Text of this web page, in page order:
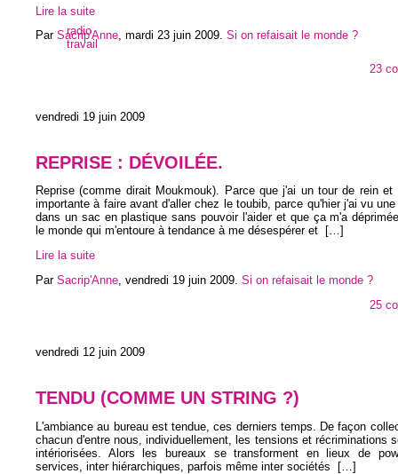
Lire la suite
Par Sacrip'Anne, mardi 23 juin 2009. Si on refaisait le monde ?
radio
travail
23
vendredi 19 juin 2009
REPRISE : DÉVOILÉE.
Reprise (comme dirait Moukmouk). Parce que j'ai un tour de rein et
importante à faire avant d'aller chez le toubib, parce qu'hier j'ai vu
dans un sac en plastique sans pouvoir l'aider et que ça m'a
le monde qui m'entoure à tendance à me désespérer et
[…]
Lire la suite
Par Sacrip'Anne, vendredi 19 juin 2009. Si on refaisait le monde ?
25
vendredi 12 juin 2009
TENDU (COMME UN STRING ?)
L'ambiance au bureau est tendue, ces derniers temps. De façon
chacun d'entre nous, individuellement, les tensions et récriminations
intériorisées. Alors les bureaux se transforment en lieux de
services, inter hiérarchiques, parfois même inter sociétés
[…]